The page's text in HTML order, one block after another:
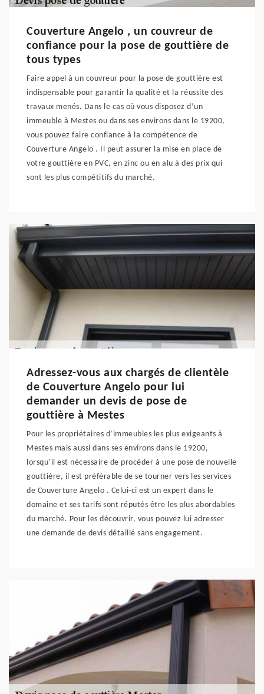
Couverture Angelo , un couvreur de
confiance pour la pose de gouttière de
tous types
Faire appel à un couvreur pour la pose de gouttière est
indispensable pour garantir la qualité et la réussite des
travaux menés. Dans le cas où vous disposez d’un
immeuble à Mestes ou dans ses environs dans le 19200,
vous pouvez faire confiance à la compétence de
Couverture Angelo . Il peut assurer la mise en place de
votre gouttière en PVC, en zinc ou en alu à des prix qui
sont les plus compétitifs du marché.
Adressez-vous aux chargés de clientèle
de Couverture Angelo pour lui
demander un devis de pose de
gouttière à Mestes
Pour les propriétaires d’immeubles les plus exigeants à
Mestes mais aussi dans ses environs dans le 19200,
lorsqu’il est nécessaire de procéder à une pose de nouvelle
gouttière, il est préférable de se tourner vers les services
de Couverture Angelo . Celui-ci est un expert dans le
domaine et ses tarifs sont réputés être les plus abordables
du marché. Pour les découvrir, vous pouvez lui adresser
une demande de devis détaillé sans engagement.